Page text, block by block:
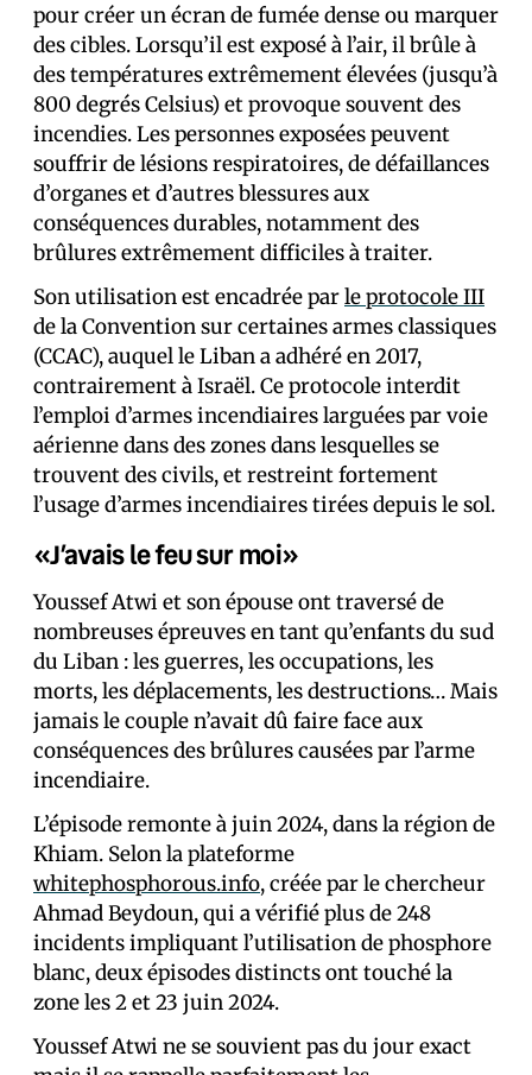
pour créer un écran de fumée dense ou marquer
des cibles. Lorsqu’il est exposé à l’air, il brûle à
des températures extrêmement élevées (jusqu’à
800 degrés Celsius) et provoque souvent des
incendies. Les personnes exposées peuvent
souffrir de lésions respiratoires, de défaillances
d’organes et d’autres blessures aux
conséquences durables, notamment des
brûlures extrêmement difficiles à traiter.
Son utilisation est encadrée parle protocole III
de la Convention sur certaines armes classiques
(CCAC), auquel le Liban a adhéré en 2017,
contrairement à Israël. Ce protocole interdit
l’emploi d’armes incendiaires larguées par voie
aérienne dans des zones dans lesquelles se
trouvent des civils, et restreint fortement
l’usage d’armes incendiaires tirées depuis le sol.
«J’avais le feu sur moi»
Youssef Atwi et son épouse ont traversé de
nombreuses épreuves en tant qu’enfants du sud
du Liban : les guerres, les occupations, les
morts, les déplacements, les destructions… Mais
jamais le couple n’avait dû faire face aux
conséquences des brûlures causées par l’arme
incendiaire.
L’épisode remonte à juin 2024, dans la région de
Khiam. Selon la plateforme
whitephosphorous.info, créée par le chercheur
Ahmad Beydoun, qui a vérifié plus de 248
incidents impliquant l’utilisation de phosphore
blanc, deux épisodes distincts ont touché la
zone les 2 et 23 juin 2024.
Youssef Atwi ne se souvient pas du jour exact